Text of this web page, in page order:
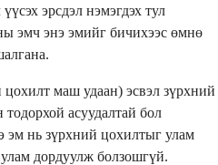
эрсдэл нэмэгдэх тул
эмч энэ эмийг бичихээс өмнө
маш удаан) эсвэл зүрхний
асуудалтай бол
эм нь зүрхний цохилтыг улам
дордуулж болзошгүй.